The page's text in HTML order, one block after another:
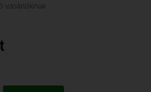
vásárlóknak